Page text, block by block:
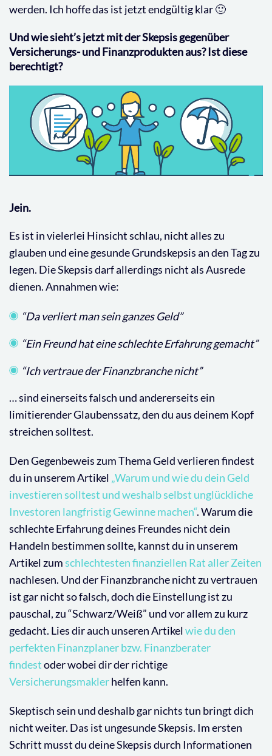
werden. Ich hoffe das ist jetzt endgültig klar 🙂
Und wie sieht’s jetzt mit der Skepsis gegenüber
Versicherungs- und Finanzprodukten aus? Ist diese
berechtigt?
Jein.
Es ist in vielerlei Hinsicht schlau, nicht alles zu
glauben und eine gesunde Grundskepsis an den Tag zu
legen. Die Skepsis darf allerdings nicht als Ausrede
dienen. Annahmen wie:
“Da verliert man sein ganzes Geld”
“Ein Freund hat eine schlechte Erfahrung gemacht”
“Ich vertraue der Finanzbranche nicht”
… sind einerseits falsch und andererseits ein
limitierender Glaubenssatz, den du aus deinem Kopf
streichen solltest.
Den Gegenbeweis zum Thema Geld verlieren findest
du in unserem Artikel „Warum und wie du dein Geld
investieren solltest und weshalb selbst unglückliche
Investoren langfristig Gewinne machen“. Warum die
schlechte Erfahrung deines Freundes nicht dein
Handeln bestimmen sollte, kannst du in unserem
Artikel zumschlechtesten finanziellen Rat aller Zeiten
nachlesen. Und der Finanzbranche nicht zu vertrauen
ist gar nicht so falsch, doch die Einstellung ist zu
pauschal, zu “Schwarz/Weiß” und vor allem zu kurz
gedacht. Lies dir auch unseren Artikel wie du den
perfekten Finanzplaner bzw. Finanzberater
findestoder wobei dir der richtige
Versicherungsmaklerhelfen kann.
Skeptisch sein und deshalb gar nichts tun bringt dich
nicht weiter. Das ist ungesunde Skepsis. Im ersten
Schritt musst du deine Skepsis durch Informationen